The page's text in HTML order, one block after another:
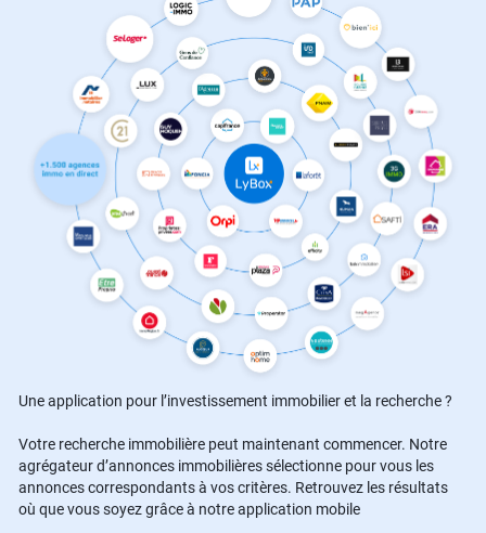
Une application pour l’investissement immobilier et la recherche ?
Votre recherche immobilière peut maintenant commencer. Notre
agrégateur d’annonces immobilières sélectionne pour vous les
annonces correspondants à vos critères. Retrouvez les résultats
où que vous soyez grâce à notre application mobile